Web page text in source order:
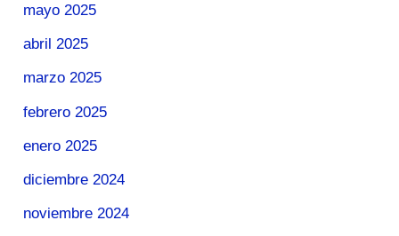
mayo 2025
abril 2025
marzo 2025
febrero 2025
enero 2025
diciembre 2024
noviembre 2024